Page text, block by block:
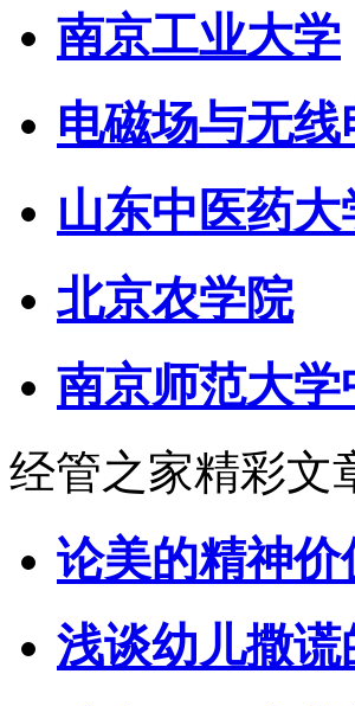
南京工业大学
电磁场与无线
山东中医药大
北京农学院
南京师范大学
经管之家精彩文
论美的精神价
浅谈幼儿撒